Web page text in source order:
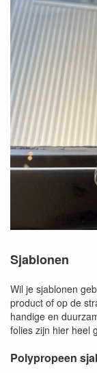
Sjablonen
Wil je sjablonen
product of op de
handige en
folies zijn hier heel
Polypropeen